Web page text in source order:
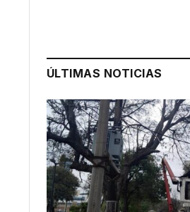
ÚLTIMAS NOTICIAS